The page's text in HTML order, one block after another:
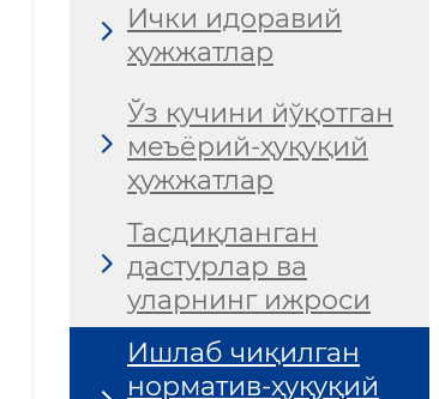
Ички идоравий
ҳужжатлар
Ўз кучини йўқотган
меъёрий-ҳуқуқий
ҳужжатлар
Тасдиқланган
дастурлар ва
уларнинг ижроси
Ишлаб чиқилган
норматив-ҳуқуқий